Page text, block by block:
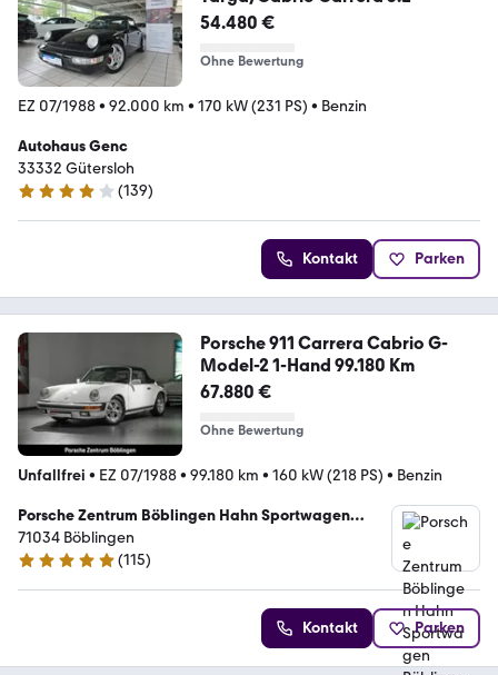
54.480 €
Ohne Bewertung
EZ 07/1988• 92.000 km • 170 kW (231 PS) • Benzin
Autohaus Genc
33332 Gütersloh
4.1 Sterne
(139)
Kontakt Parken
Porsche 911 Carrera Cabrio G-
Model-2 1-Hand 99.180 Km
67.880 €
Ohne Bewertung
Unfallfrei • EZ 07/1988• 99.180 km • 160 kW (218 PS) • Benzin
Porsche Zentrum Böblingen Hahn Sportwagen
Böblingen GmbH
71034 Böblingen
4.8 Sterne
(115)
Kontakt Parken